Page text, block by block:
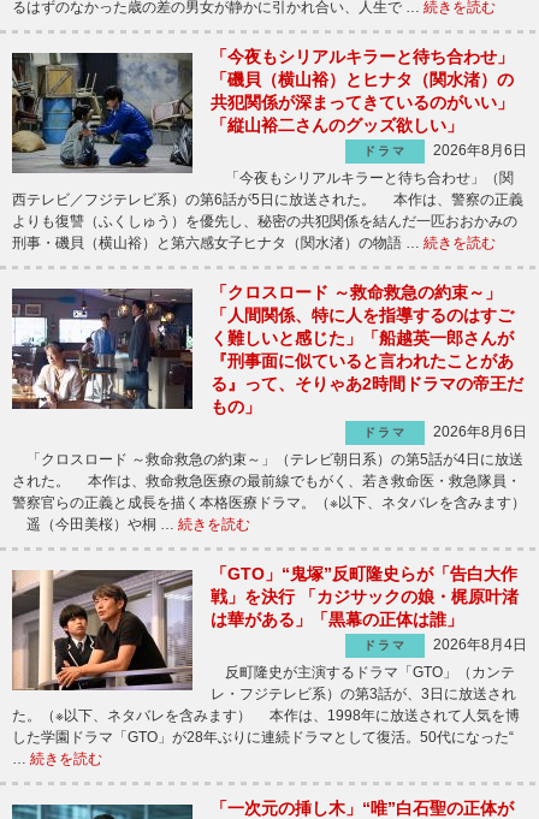
るはずのなかった歳の差の男女が静かに引かれ合い、人生で … 続きを読む
「今夜もシリアルキラーと待ち合わせ」
「磯貝（横山裕）とヒナタ（関水渚）の
共犯関係が深まってきているのがいい」
「縦山裕二さんのグッズ欲しい」
ドラマ
2026年8月6日
「今夜もシリアルキラーと待ち合わせ」（関
西テレビ／フジテレビ系）の第6話が5日に放送された。 本作は、警察の正義
よりも復讐（ふくしゅう）を優先し、秘密の共犯関係を結んだ一匹おおかみの
刑事・磯貝（横山裕）と第六感女子ヒナタ（関水渚）の物語 … 続きを読む
「クロスロード ～救命救急の約束～」
「人間関係、特に人を指導するのはすご
く難しいと感じた」「船越英一郎さんが
『刑事面に似ていると言われたことがあ
る』って、そりゃあ2時間ドラマの帝王だ
もの」
ドラマ
2026年8月6日
「クロスロード ～救命救急の約束～」（テレビ朝日系）の第5話が4日に放送
された。 本作は、救命救急医療の最前線でもがく、若き救命医・救急隊員・
警察官らの正義と成長を描く本格医療ドラマ。（※以下、ネタバレを含みます）
遥（今田美桜）や桐 … 続きを読む
「GTO」“鬼塚”反町隆史らが「告白大作
戦」を決行 「カジサックの娘・梶原叶渚
は華がある」「黒幕の正体は誰」
ドラマ
2026年8月4日
反町隆史が主演するドラマ「GTO」（カンテ
レ・フジテレビ系）の第3話が、3日に放送され
た。（※以下、ネタバレを含みます） 本作は、1998年に放送されて人気を博
した学園ドラマ「GTO」が28年ぶりに連続ドラマとして復活。50代になった“
… 続きを読む
「一次元の挿し木」“唯”白石聖の正体が